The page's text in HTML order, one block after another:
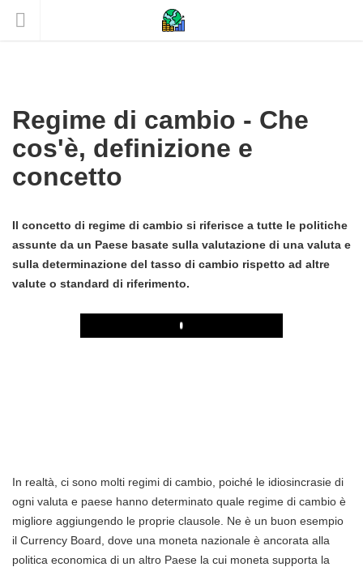
Regime di cambio - Che
cos'è, definizione e
concetto
Il concetto di regime di cambio si riferisce a tutte le politiche
assunte da un Paese basate sulla valutazione di una valuta e
sulla determinazione del tasso di cambio rispetto ad altre
valute o standard di riferimento.
Play
In realtà, ci sono molti regimi di cambio, poiché le idiosincrasie di
ogni valuta e paese hanno determinato quale regime di cambio è
migliore aggiungendo le proprie clausole. Ne è un buon esempio
il Currency Board, dove una moneta nazionale è ancorata alla
politica economica di un altro Paese la cui moneta supporta la